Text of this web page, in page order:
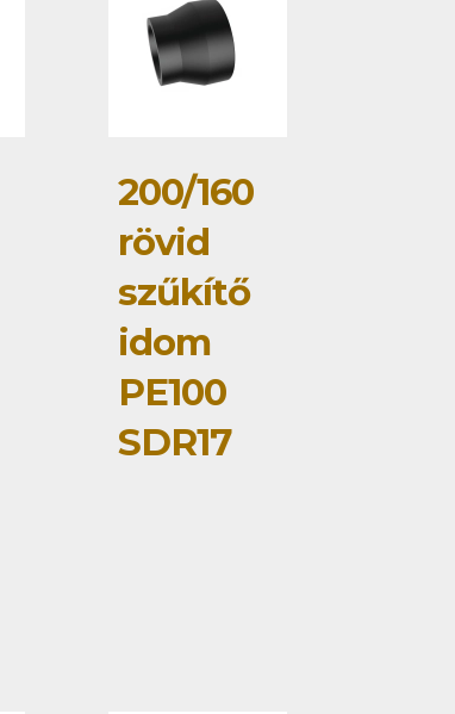
200/160
rövid
szűkítő
idom
PE100
SDR17